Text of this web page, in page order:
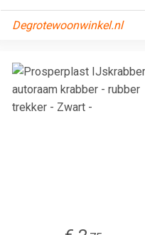
Degrotewoonwinkel.nl